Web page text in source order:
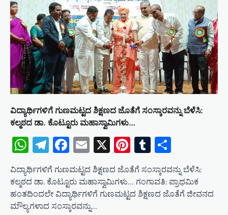
ವಿದ್ಯಾರ್ಥಿಗಳಿಗೆ ಗುಣಮಟ್ಟದ ಶಿಕ್ಷಣದ ಜೊತೆಗೆ ಸಂಸ್ಕಾರವನ್ನು ಬೆಳೆಸಿ:
ಕಲ್ಮಠದ ಡಾ. ಕೊಟ್ಟೂರು ಮಹಾಸ್ವಾಮಿಗಳು…
WhatsApp
Telegram
Facebook
Email
X Pinterest
Tumblr
ವಿದ್ಯಾರ್ಥಿಗಳಿಗೆ ಗುಣಮಟ್ಟದ ಶಿಕ್ಷಣದ ಜೊತೆಗೆ ಸಂಸ್ಕಾರವನ್ನು ಬೆಳೆಸಿ:
ಕಲ್ಮಠದ ಡಾ. ಕೊಟ್ಟೂರು ಮಹಾಸ್ವಾಮಿಗಳು… ಗಂಗಾವತಿ: ಪ್ರಾಥಮಿಕ
ಹಂತದಿಂದಲೇ ವಿದ್ಯಾರ್ಥಿಗಳಿಗೆ ಗುಣಮಟ್ಟದ ಶಿಕ್ಷಣದ ಜೊತೆಗೆ ಜೀವನದ
ಮೌಲ್ಯಗಳಾದ ಸಂಸ್ಕಾರವನ್ನು…